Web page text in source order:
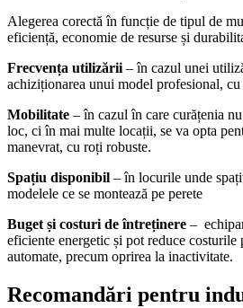
Alegerea corectă în funcție de tipul de
eficiență, economie de resurse și
Frecvența utilizării – în cazul unei
achiziționarea unui model profesional,
Mobilitate – în cazul în care curățenia
loc, ci în mai multe locații, se va opta
manevrat, cu roți robuste.
Spațiu disponibil – în locurile unde
modelele ce se montează pe perete
Buget și costuri de întreținere –
eficiente energetic și pot reduce
automate, precum oprirea la inactivitate.
Recomandări pentru